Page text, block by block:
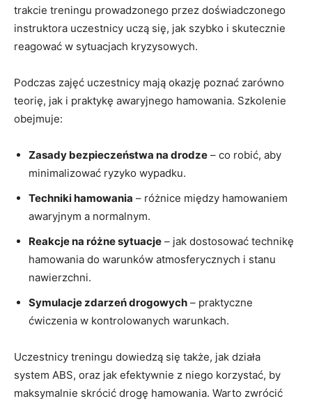
trakcie treningu prowadzonego ‍przez doświadczonego
instruktora uczestnicy⁢ uczą się, jak szybko‌ i skutecznie
‍reagować w sytuacjach kryzysowych.
Podczas zajęć uczestnicy mają okazję poznać zarówno
teorię, ‍jak i praktykę awaryjnego hamowania. Szkolenie
obejmuje:
Zasady bezpieczeństwa na drodze ⁣– co robić, aby
minimalizować ryzyko ​wypadku.
Techniki hamowania – różnice między hamowaniem
awaryjnym ‌a normalnym.
Reakcje na różne ⁤sytuacje – jak dostosować technikę
hamowania ⁤do warunków atmosferycznych i stanu
nawierzchni.
Symulacje zdarzeń ⁢drogowych ⁢– ​praktyczne
ćwiczenia w kontrolowanych warunkach.
Uczestnicy‌ treningu dowiedzą ‌się ​także, jak działa
system ABS, oraz jak efektywnie z niego korzystać,⁢ by
maksymalnie skrócić ​drogę hamowania. Warto zwrócić